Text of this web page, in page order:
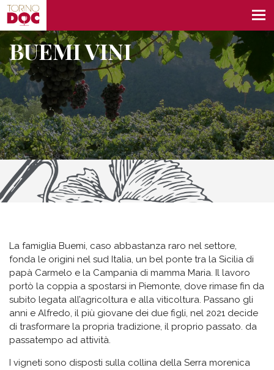
BUEMI VINI
La famiglia Buemi, caso abbastanza raro nel settore,
fonda le origini nel sud Italia, un bel ponte tra la Sicilia di
papà Carmelo e la Campania di mamma Maria. Il lavoro
portò la coppia a spostarsi in Piemonte, dove rimase fin da
subito legata all’agricoltura e alla viticoltura. Passano gli
anni e Alfredo, il più giovane dei due figli, nel 2021 decide
di trasformare la propria tradizione, il proprio passato. da
passatempo ad attività.
I vigneti sono disposti sulla collina della Serra morenica